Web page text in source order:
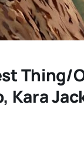
Thing/
Kara